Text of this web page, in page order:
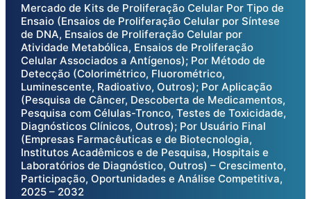
Mercado de Kits de Proliferação Celular Por Tipo de
Ensaio (Ensaios de Proliferação Celular por Síntese
de DNA, Ensaios de Proliferação Celular por
Atividade Metabólica, Ensaios de Proliferação
Celular Associados a Antígenos); Por Método de
Detecção (Colorimétrico, Fluorométrico,
Luminescente, Radioativo, Outros); Por Aplicação
(Pesquisa de Câncer, Descoberta de Medicamentos,
Pesquisa com Células-Tronco, Testes de Toxicidade,
Diagnósticos Clínicos, Outros); Por Usuário Final
(Empresas Farmacêuticas e de Biotecnologia,
Institutos Acadêmicos e de Pesquisa, Hospitais e
Laboratórios de Diagnóstico, Outros) – Crescimento,
Participação, Oportunidades e Análise Competitiva,
2025 – 2032